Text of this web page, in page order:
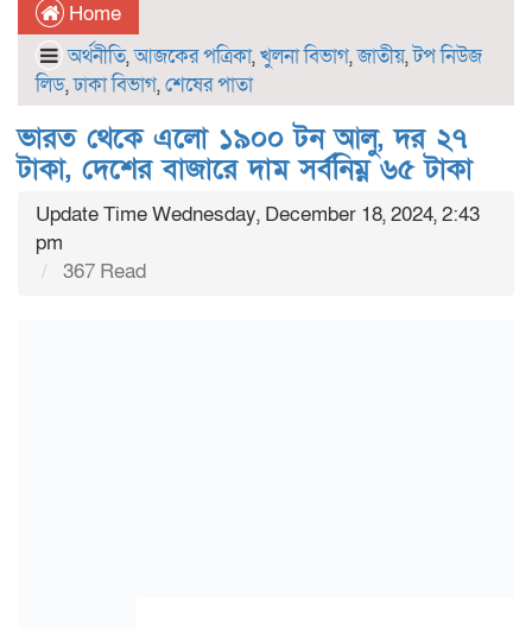
Home
অর্থনীতি,আজকের পত্রিকা,খুলনা বিভাগ,জাতীয়,টপ নিউজ
লিড,ঢাকা বিভাগ,শেষের পাতা
ভারত থেকে এলো ১৯০০ টন আলু, দর ২৭
টাকা, দেশের বাজারে দাম সর্বনিম্ন ৬৫ টাকা
Update Time Wednesday, December 18, 2024, 2:43
pm
367 Read